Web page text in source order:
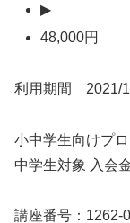
▶
48,000円
利用期間 2021/
小中学生向けプ
中学生対象 入会
講座番号：1262-